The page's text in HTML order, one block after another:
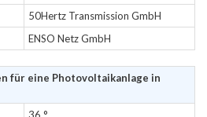
50Hertz Transmission GmbH
ENSO Netz GmbH
für eine Photovoltaikanlage in